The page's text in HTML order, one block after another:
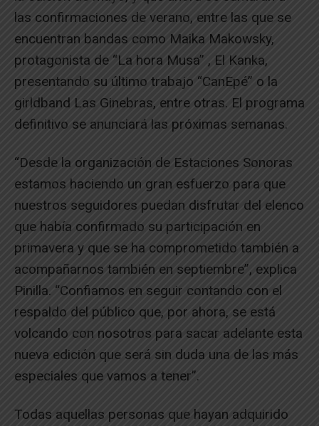
las confirmaciones de verano, entre las que se
encuentran bandas como Maika Makowsky,
protagonista de “La hora Musa” , El Kanka,
presentando su último trabajo “CanEpé” o la
girldband Las Ginebras, entre otras. El programa
definitivo se anunciará las próximas semanas.
“Desde la organización de Estaciones Sonoras
estamos haciendo un gran esfuerzo para que
nuestros seguidores puedan disfrutar del elenco
que había confirmado su participación en
primavera y que se ha comprometido también a
acompañarnos también en septiembre”, explica
Pinilla. “Confiamos en seguir contando con el
respaldo del público que, por ahora, se está
volcando con nosotros para sacar adelante esta
nueva edición que será sin duda una de las más
especiales que vamos a tener”.
Todas aquellas personas que hayan adquirido